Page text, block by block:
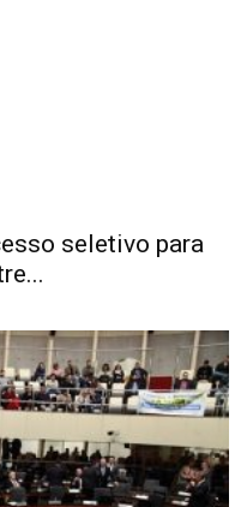
seletivo para